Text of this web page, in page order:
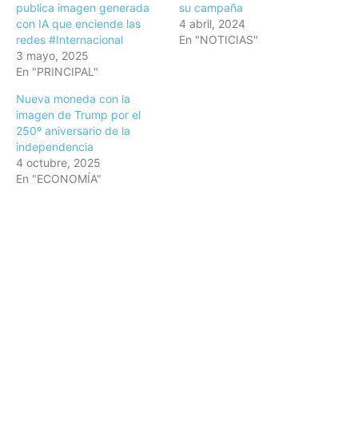
publica imagen generada
con IA que enciende las
redes #Internacional
3 mayo, 2025
En "PRINCIPAL"
su campaña
4 abril, 2024
En "NOTICIAS"
Nueva moneda con la
imagen de Trump por el
250º aniversario de la
independencia
4 octubre, 2025
En "ECONOMÍA"